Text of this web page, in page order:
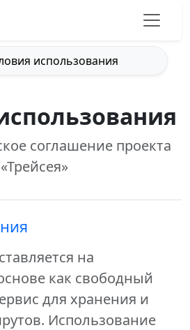
использования
соглашение проекта
«Трейсея»
на
как свободный
для хранения и
Использование